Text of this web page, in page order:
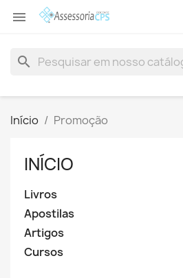

search
Início Promoção
INÍCIO
Livros
Apostilas
Artigos
Cursos